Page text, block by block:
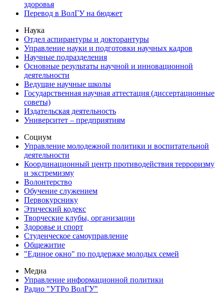
здоровья
Перевод в ВолГУ на бюджет
Наука
Отдел аспирантуры и докторантуры
Управление науки и подготовки научных кадров
Научные подразделения
Основные результаты научной и инновационной
деятельности
Ведущие научные школы
Государственная научная аттестация (диссертационные
советы)
Издательская деятельность
Университет – предприятиям
Социум
Управление молодежной политики и воспитательной
деятельности
Координационный центр противодействия терроризму
и экстремизму
Волонтерство
Обучение служением
Первокурснику
Этический кодекс
Творческие клубы, организации
Здоровье и спорт
Студенческое самоуправление
Общежитие
"Единое окно" по поддержке молодых семей
Медиа
Управление информационной политики
Радио "УТРо ВолГУ"